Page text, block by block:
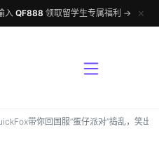
入 QF888 领取留学生专属福利 → ✕
带你回国服“蛋仔派对”捣乱，笑出